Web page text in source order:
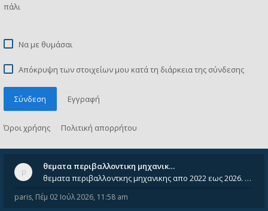
πάλι
Να με θυμάσαι
Απόκρυψη των στοιχείων μου κατά τη διάρκεια της σύνδεσης
Σύνδεση Εγγραφή
Όροι χρήσης Πολιτική απορρήτου
θεματα περιβαλλοντικη μηχανικ…
θεματα περιβαλλοντκης μηχανικης απο 2022 εως 2026. Δεν ειναι μεσα του Σεπτεμβιου του 2025. Αν τα εχει καποιος ας τα ανε
paris, Πέμ 02 Ιούλ 2026, 11:58 am